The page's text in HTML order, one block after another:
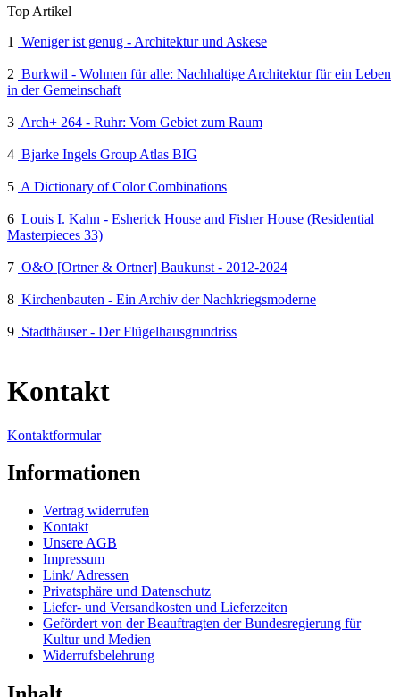
Top Artikel
1
Weniger ist genug - Architektur und Askese
2 Burkwil - Wohnen für alle: Nachhaltige Architektur für ein Leben
in der Gemeinschaft
3 Arch+ 264 - Ruhr: Vom Gebiet zum Raum
4 Bjarke Ingels Group Atlas BIG
5 A Dictionary of Color Combinations
6 Louis I. Kahn - Esherick House and Fisher House (Residential
Masterpieces 33)
7 O&O [Ortner & Ortner] Baukunst - 2012-2024
8 Kirchenbauten - Ein Archiv der Nachkriegsmoderne
9 Stadthäuser - Der Flügelhausgrundriss
Kontakt
Kontaktformular
Informationen
Vertrag widerrufen
Kontakt
Unsere AGB
Impressum
Link/ Adressen
Privatsphäre und Datenschutz
Liefer- und Versandkosten und Lieferzeiten
Gefördert von der Beauftragten der Bundesregierung für
Kultur und Medien
Widerrufsbelehrung